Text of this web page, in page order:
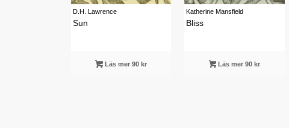
D.H. Lawrence
Sun
Läs mer 90 kr
Katherine Mansfield
Bliss
Läs mer 90 kr